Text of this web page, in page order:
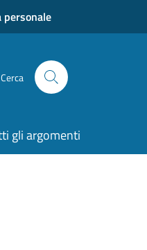
personale
Cerca
gli argomenti